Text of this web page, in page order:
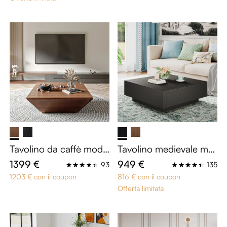
Tavolino da caffè mode
rno quadrato a tambur
o
1399 €
93
1203 € con il coupon
Tavolino medievale mo
derno quadrato
949 €
135
816 € con il coupon
Offerta limitata